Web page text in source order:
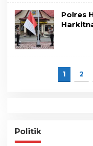
Polres
1 2
Politik